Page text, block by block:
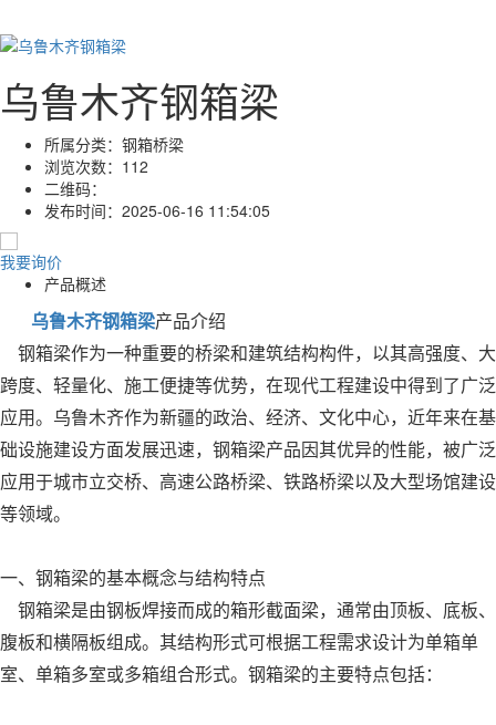
乌鲁木齐钢箱梁
所属分类： 钢箱桥梁
浏览次数： 112
二维码：
发布时间： 2025-06-16 11:54:05
我要询价
产品概述
乌鲁木齐钢箱梁产品介绍
钢箱梁作为一种重要的桥梁和建筑结构构件，以其高强度、大
跨度、轻量化、施工便捷等优势，在现代工程建设中得到了广泛
应用。乌鲁木齐作为新疆的政治、经济、文化中心，近年来在基
础设施建设方面发展迅速，钢箱梁产品因其优异的性能，被广泛
应用于城市立交桥、高速公路桥梁、铁路桥梁以及大型场馆建设
等领域。
一、钢箱梁的基本概念与结构特点
钢箱梁是由钢板焊接而成的箱形截面梁，通常由顶板、底板、
腹板和横隔板组成。其结构形式可根据工程需求设计为单箱单
室、单箱多室或多箱组合形式。钢箱梁的主要特点包括：